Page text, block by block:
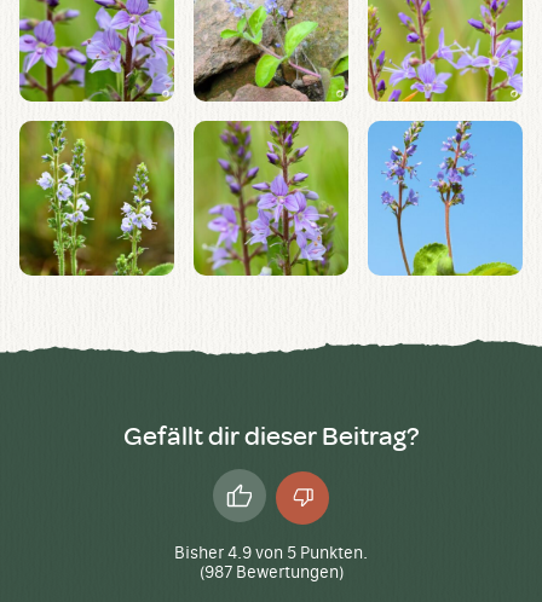
Gefällt dir dieser Beitrag?
Daumen
hoch
Daumen
runter
Bisher4.9von 5 Punkten.
(987Bewertungen)